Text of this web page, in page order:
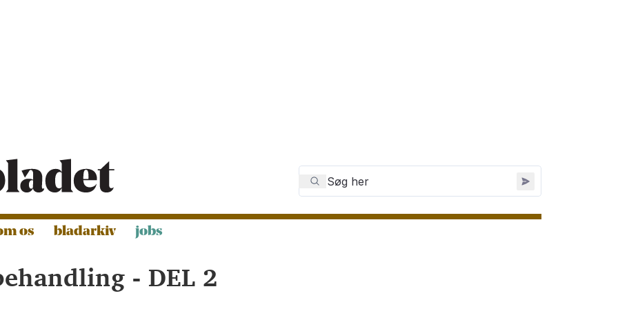
os bladarkiv jobs
- DEL 2